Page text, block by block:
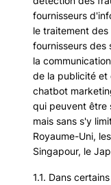
fournisseurs
le traitement
fournisseurs des
la
de la publicité et
chatbot
qui peuvent être
mais sans s'y
Royaume-Uni,
Singapour, le
1.1. Dans